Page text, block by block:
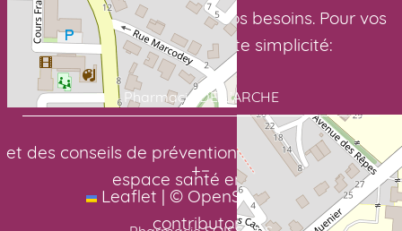
+−
Leaflet | © OpenStreetMap
contributors
pour des soins adaptés à vos besoins. Pour vos
médicaments en toute simplicité:
Pharmacie DE L’ARCHE
et des conseils de prévention toute l’année. Votre
espace santé en ligne: